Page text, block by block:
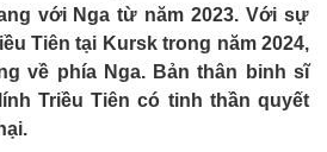
Tin 24h
Dự báo thời tiết
Giáo dục
Dấu ấn VOV
Việc làm
với Nga từ năm 2023. Với sự
Tiên tại Kursk trong năm 2024,
về phía Nga. Bản thân binh sĩ
Triều Tiên có tinh thần quyết